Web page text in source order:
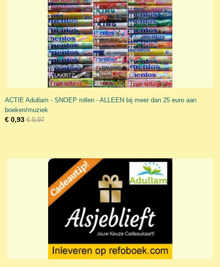
ACTIE Adullam - SNOEP rollen - ALLEEN bij meer dan 25 euro aan
boeken/muziek
€ 0,93 € 0,97